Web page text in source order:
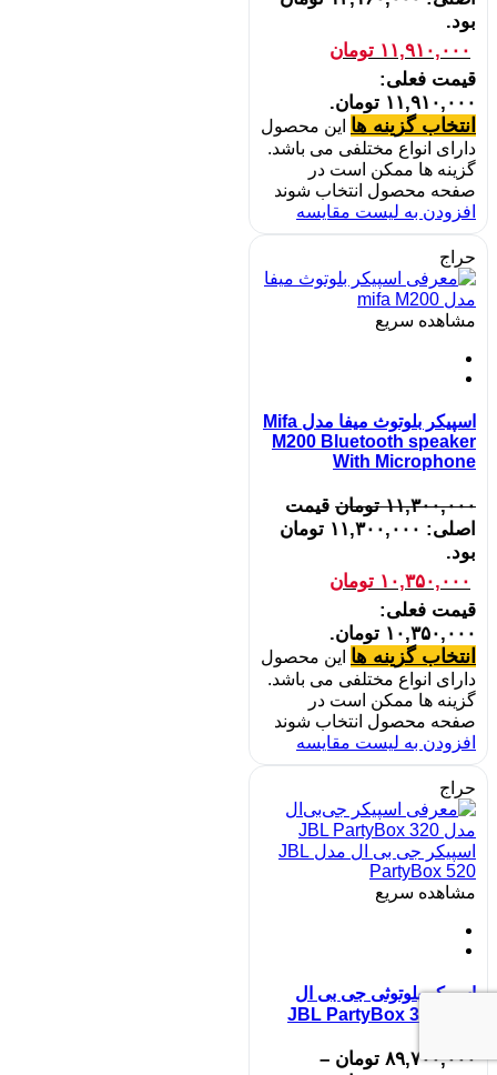
بود.
۱۱,۹۱۰,۰۰۰ تومان
قیمت فعلی:
۱۱,۹۱۰,۰۰۰ تومان.
انتخاب گزینه ها این محصول
دارای انواع مختلفی می باشد.
گزینه ها ممکن است در
صفحه محصول انتخاب شوند
افزودن به لیست مقایسه
حراج
مشاهده سریع
اسپیکر بلوتوث میفا مدل Mifa
M200 Bluetooth speaker
With Microphone
۱۱,۳۰۰,۰۰۰ تومان قیمت
اصلی: ۱۱,۳۰۰,۰۰۰ تومان
بود.
۱۰,۳۵۰,۰۰۰ تومان
قیمت فعلی:
۱۰,۳۵۰,۰۰۰ تومان.
انتخاب گزینه ها این محصول
دارای انواع مختلفی می باشد.
گزینه ها ممکن است در
صفحه محصول انتخاب شوند
افزودن به لیست مقایسه
حراج
مشاهده سریع
اسپیکر بلوتوثی جی بی ال
۸۹,۷۰۰,۰۰۰ تومان –